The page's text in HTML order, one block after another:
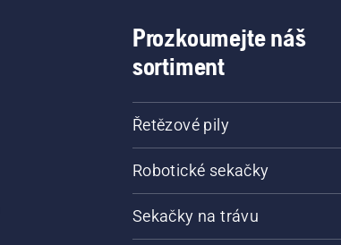
Prozkoumejte náš
sortiment
Řetězové pily
Robotické sekačky
Sekačky na trávu